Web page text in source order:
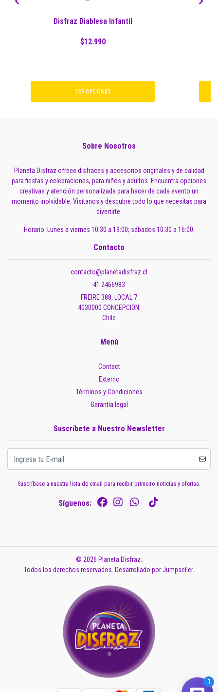
Disfraz Diablesa Infantil
$12.990
VER OPCIONES
Sobre Nosotros
Planeta Disfraz ofrece disfraces y accesorios originales y de calidad
para fiestas y celebraciones, para niños y adultos. Encuentra opciones
creativas y atención personalizada para hacer de cada evento un
momento inolvidable. Visítanos y descubre todo lo que necesitas para
divertirte.
Horario: Lunes a viernes 10:30 a 19:00; sábados 10:30 a 16:00.
Contacto
contacto@planetadisfraz.cl
41 2466983
FREIRE 388, LOCAL 7
4030000 CONCEPCION:
Chile
Menú
Contact
Externo
Términos y Condiciones
Garantía legal
Suscríbete a Nuestro Newsletter
Suscríbase a nuestra lista de email para recibir primeiro noticias y ofertas.
Síguenos:
© 2026 Planeta Disfraz.
Todos los derechos reservados. Desarrollado por Jumpseller.